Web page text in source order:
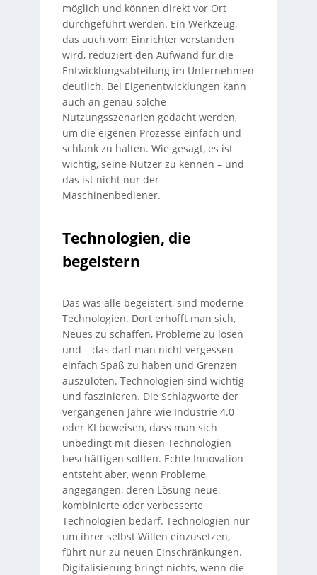
möglich und können direkt vor Ort
durchgeführt werden. Ein Werkzeug,
das auch vom Einrichter verstanden
wird, reduziert den Aufwand für die
Entwicklungsabteilung im Unternehmen
deutlich. Bei Eigenentwicklungen kann
auch an genau solche
Nutzungsszenarien gedacht werden,
um die eigenen Prozesse einfach und
schlank zu halten. Wie gesagt, es ist
wichtig, seine Nutzer zu kennen – und
das ist nicht nur der
Maschinenbediener.
Technologien, die
begeistern
Das was alle begeistert, sind moderne
Technologien. Dort erhofft man sich,
Neues zu schaffen, Probleme zu lösen
und – das darf man nicht vergessen –
einfach Spaß zu haben und Grenzen
auszuloten. Technologien sind wichtig
und faszinieren. Die Schlagworte der
vergangenen Jahre wie Industrie 4.0
oder KI beweisen, dass man sich
unbedingt mit diesen Technologien
beschäftigen sollten. Echte Innovation
entsteht aber, wenn Probleme
angegangen, deren Lösung neue,
kombinierte oder verbesserte
Technologien bedarf. Technologien nur
um ihrer selbst Willen einzusetzen,
führt nur zu neuen Einschränkungen.
Digitalisierung bringt nichts, wenn die